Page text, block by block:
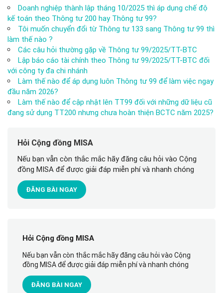
Doanh nghiệp thành lập tháng 10/2025 thì áp dụng chế độ
kế toán theo Thông tư 200 hay Thông tư 99?
Tôi muốn chuyển đổi từ Thông tư 133 sang Thông tư 99 thì
làm thế nào ?
Các câu hỏi thường gặp về Thông tư 99/2025/TT-BTC
Lập báo cáo tài chính theo Thông tư 99/2025/TT-BTC đối
với công ty đa chi nhánh
Làm thế nào để áp dụng luôn Thông tư 99 để làm việc ngay
đầu năm 2026?
Làm thế nào để cập nhật lên TT99 đối với những dữ liệu cũ
đang sử dụng TT200 nhưng chưa hoàn thiện BCTC năm 2025?
Hỏi Cộng đồng MISA
Nếu bạn vẫn còn thắc mắc hãy đăng câu hỏi vào Cộng
đồng MISA để được giải đáp miễn phí và nhanh chóng
ĐĂNG BÀI NGAY
Hỏi Cộng đồng MISA
Nếu bạn vẫn còn thắc mắc hãy đăng câu hỏi vào Cộng
đồng MISA để được giải đáp miễn phí và nhanh chóng
ĐĂNG BÀI NGAY